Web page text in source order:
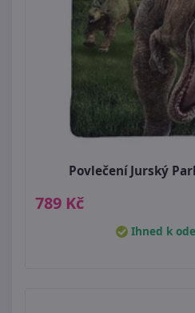
Povlečení Jurský
789 Kč
Ihned k